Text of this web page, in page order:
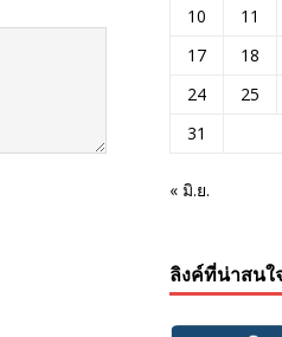
10
11
17
18
24
25
31
« มิ.ย.
ลิงค์ที่น่าสนใ